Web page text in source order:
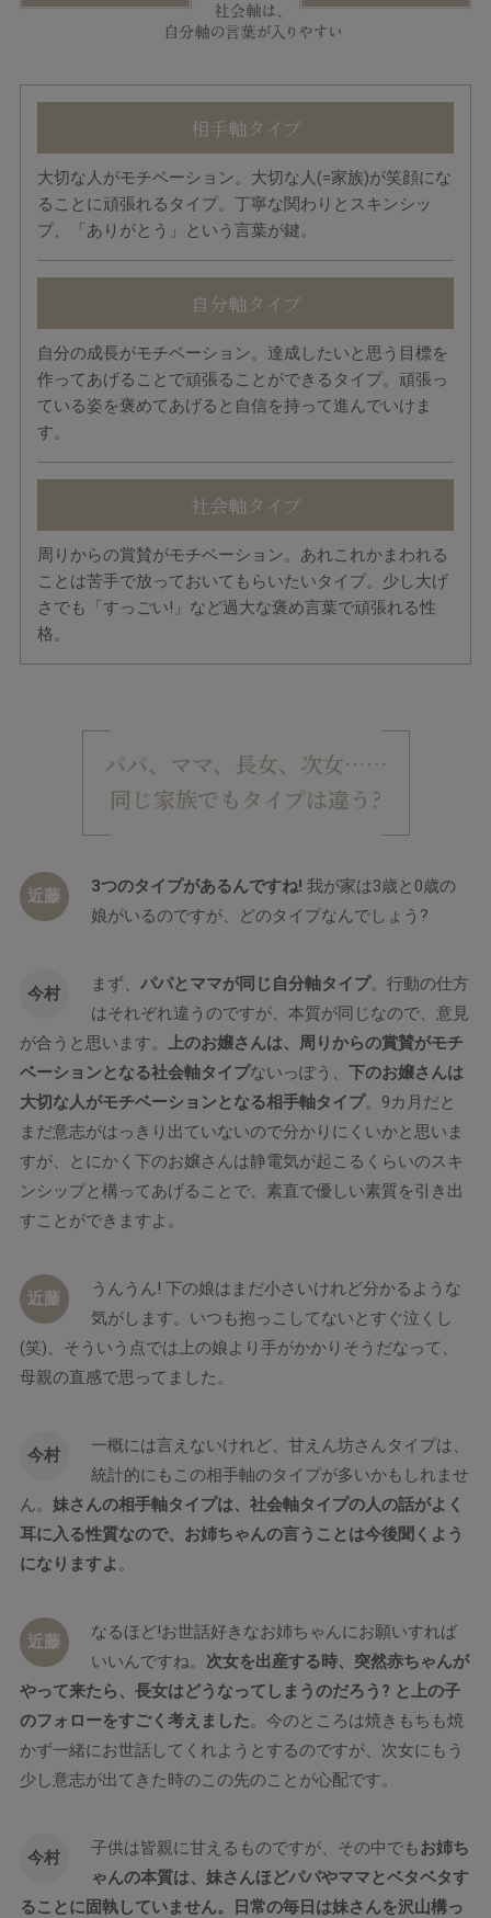
相手軸タイプ
大切な人がモチベーション。大切な人(=家族)が笑顔にな
ることに頑張れるタイプ。丁寧な関わりとスキンシッ
プ、「ありがとう」という言葉が鍵。
自分軸タイプ
自分の成長がモチベーション。達成したいと思う目標を
作ってあげることで頑張ることができるタイプ。頑張っ
ている姿を褒めてあげると自信を持って進んでいけま
す。
社会軸タイプ
周りからの賞賛がモチベーション。あれこれかまわれる
ことは苦手で放っておいてもらいたいタイプ。少し大げ
さでも「すっごい!」など過大な褒め言葉で頑張れる性
格。
パパ、ママ、長女、次女……
同じ家族でもタイプは違う?
近藤 3つのタイプがあるんですね! 我が家は3歳と0歳の
娘がいるのですが、どのタイプなんでしょう?
今村 まず、 パパとママが同じ自分軸タイプ。行動の仕方
はそれぞれ違うのですが、本質が同じなので、意見
が合うと思います。
上のお嬢さんは、周りからの賞賛がモチ
ベーションとなる社会軸タイプないっぽう、 下のお嬢さんは
大切な人がモチベーションとなる相手軸タイプ。9カ月だと
まだ意志がはっきり出ていないので分かりにくいかと思いま
すが、とにかく下のお嬢さんは静電気が起こるくらいのスキ
ンシップと構ってあげることで、素直で優しい素質を引き出
すことができますよ。
近藤
うんうん! 下の娘はまだ小さいけれど分かるような
気がします。いつも抱っこしてないとすぐ泣くし
(笑)、そういう点では上の娘より手がかかりそうだなって、
母親の直感で思ってました。
今村
一概には言えないけれど、甘えん坊さんタイプは、
統計的にもこの相手軸のタイプが多いかもしれませ
ん。 妹さんの相手軸タイプは、社会軸タイプの人の話がよく
耳に入る性質なので、お姉ちゃんの言うことは今後聞くよう
になりますよ 。
近藤
なるほど!お世話好きなお姉ちゃんにお願いすれば
いいんですね。 次女を出産する時、突然赤ちゃんが
やって来たら、長女はどうなってしまうのだろう? と上の子
のフォローをすごく考えました。今のところは焼きもちも焼
かず一緒にお世話してくれようとするのですが、次女にもう
少し意志が出てきた時のこの先のことが心配です。
今村 子供は皆親に甘えるものですが、その中でもお姉ち
ゃんの本質は、妹さんほどパパやママとベタベタす
ることに固執していません。日常の毎日は妹さんを沢山構っ